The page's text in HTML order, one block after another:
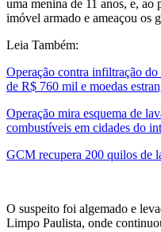
uma menina de 11 anos, e, ao
imóvel armado e ameaçou os
Leia Também:
Operação contra infiltração
de R$ 760 mil e moedas
Operação mira esquema de
combustíveis em cidades do
GCM recupera 200 quilos de
O suspeito foi algemado e
Limpo Paulista, onde